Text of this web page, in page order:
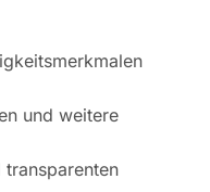
und weitere